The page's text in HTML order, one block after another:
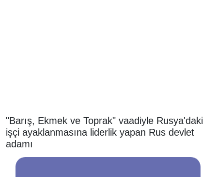
"Barış, Ekmek ve Toprak" vaadiyle Rusya'daki
işçi ayaklanmasına liderlik yapan Rus devlet
adamı